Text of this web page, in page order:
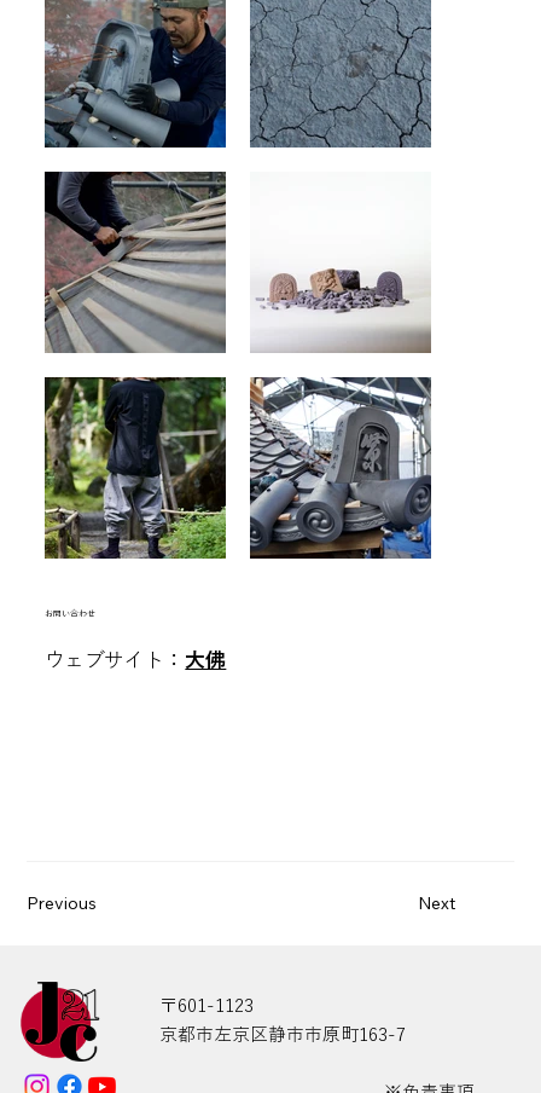
​お問い合わせ
ウェブサイト： 大佛
Previous Next
〒601-1123
京都市左京区静市市原町163-7